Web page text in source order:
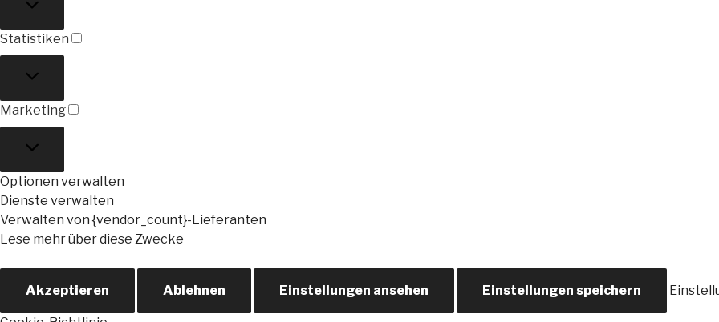
Statistiken
Marketing
Optionen verwalten
Dienste verwalten
Verwalten von {vendor_count}-Lieferanten
Lese mehr über diese Zwecke
Akzeptieren Ablehnen Einstellungen ansehen Einstellungen speichern